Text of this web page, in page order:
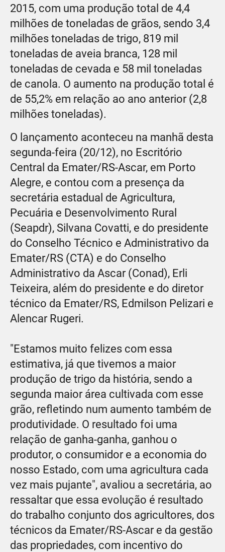
2015, com uma produção total de 4,4
milhões de toneladas de grãos, sendo 3,4
milhões toneladas de trigo, 819 mil
toneladas de aveia branca, 128 mil
toneladas de cevada e 58 mil toneladas
de canola. O aumento na produção total é
de 55,2% em relação ao ano anterior (2,8
milhões toneladas).
O lançamento aconteceu na manhã desta
segunda-feira (20/12), no Escritório
Central da Emater/RS-Ascar, em Porto
Alegre, e contou com a presença da
secretária estadual de Agricultura,
Pecuária e Desenvolvimento Rural
(Seapdr), Silvana Covatti, e do presidente
do Conselho Técnico e Administrativo da
Emater/RS (CTA) e do Conselho
Administrativo da Ascar (Conad), Erli
Teixeira, além do presidente e do diretor
técnico da Emater/RS, Edmilson Pelizari e
Alencar Rugeri.
"Estamos muito felizes com essa
estimativa, já que tivemos a maior
produção de trigo da história, sendo a
segunda maior área cultivada com esse
grão, refletindo num aumento também de
produtividade. O resultado foi uma
relação de ganha-ganha, ganhou o
produtor, o consumidor e a economia do
nosso Estado, com uma agricultura cada
vez mais pujante", avaliou a secretária, ao
ressaltar que essa evolução é resultado
do trabalho conjunto dos agricultores, dos
técnicos da Emater/RS-Ascar e da gestão
das propriedades, com incentivo do